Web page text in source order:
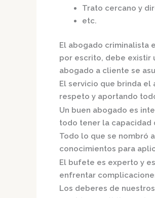
Trato cercano y
etc.
El abogado criminalista
por escrito, debe existir
abogado a cliente se
El servicio que brinda el
respeto y aportando
Un buen abogado es
todo tener la capacidad
Todo lo que se nombró
conocimientos para
El bufete es experto y
enfrentar
Los deberes de